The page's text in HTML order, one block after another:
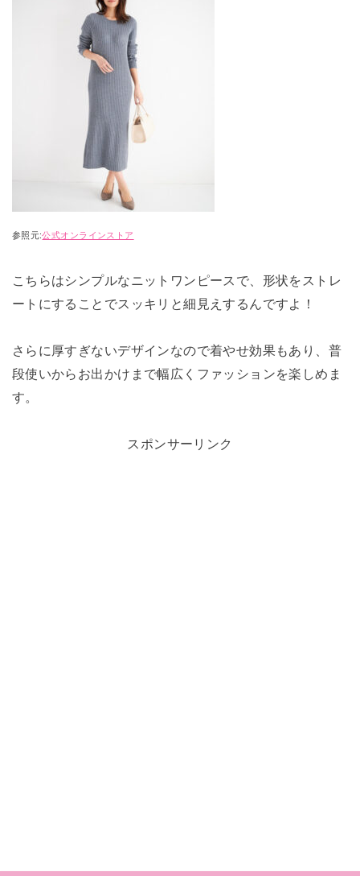
参照元:公式オンラインストア
こちらはシンプルなニットワンピースで、形状をストレ
ートにすることでスッキリと細見えするんですよ！
さらに厚すぎないデザインなので着やせ効果もあり、普
段使いからお出かけまで幅広くファッションを楽しめま
す。
スポンサーリンク